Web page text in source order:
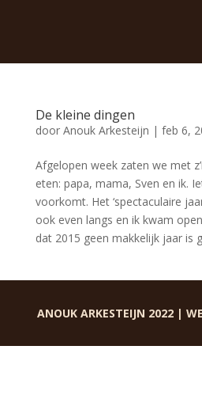
De kleine dingen
door Anouk Arkesteijn | feb 6,
Afgelopen week zaten we met
eten: papa, mama, Sven en ik.
voorkomt. Het ‘spectaculaire
ook even langs en ik kwam
dat 2015 geen makkelijk jaar is
ANOUK ARKESTEIJN 2022 |